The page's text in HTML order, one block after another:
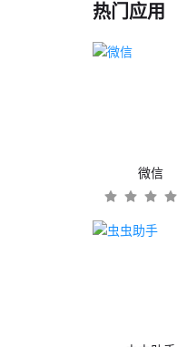
热门应用
微信